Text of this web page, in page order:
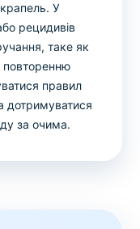
крапель. У
рецидивів
таке як
повторенню
правил
дотримуватися
за очима.